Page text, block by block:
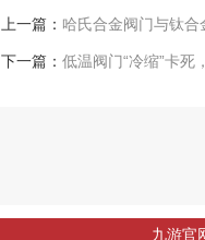
上一篇： 哈氏合金阀门与钛合
下一篇：低温阀门“冷缩”卡死
九游